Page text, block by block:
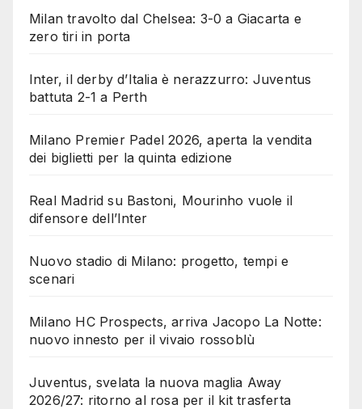
Milan travolto dal Chelsea: 3-0 a Giacarta e
zero tiri in porta
Inter, il derby d’Italia è nerazzurro: Juventus
battuta 2-1 a Perth
Milano Premier Padel 2026, aperta la vendita
dei biglietti per la quinta edizione
Real Madrid su Bastoni, Mourinho vuole il
difensore dell’Inter
Nuovo stadio di Milano: progetto, tempi e
scenari
Milano HC Prospects, arriva Jacopo La Notte:
nuovo innesto per il vivaio rossoblù
Juventus, svelata la nuova maglia Away
2026/27: ritorno al rosa per il kit trasferta